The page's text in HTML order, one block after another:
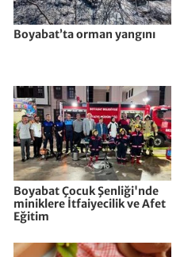
Boyabat’ta orman yangını
Boyabat Çocuk Şenliği'nde
miniklere İtfaiyecilik ve Afet
Eğitim